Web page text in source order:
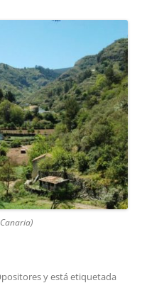
y está etiquetada